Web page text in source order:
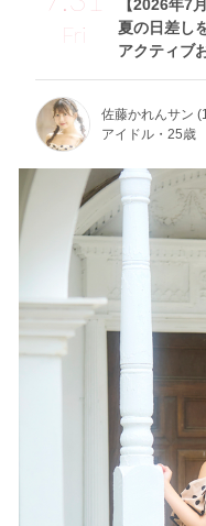
Fri
【2026年7
夏の日差し
アクティブ
佐藤かれんサン
アイドル・25歳